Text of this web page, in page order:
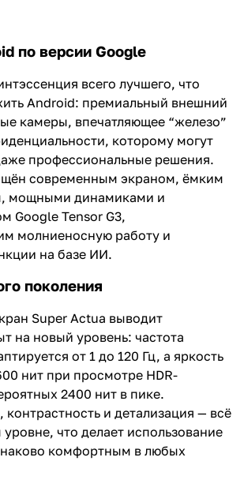
по версии Google
всего лучшего, что
Android: премиальный внешний
камеры, впечатляющее “железо”
которому могут
профессиональные решения.
современным экраном, ёмким
мощными динамиками и
Google Tensor G3,
молниеносную работу и
на базе ИИ.
поколения
Super Actua выводит
на новый уровень: частота
от 1 до 120 Гц, а яркость
нит при просмотре HDR-
2400 нит в пике.
контрастность и детализация — всё
что делает использование
комфортным в любых